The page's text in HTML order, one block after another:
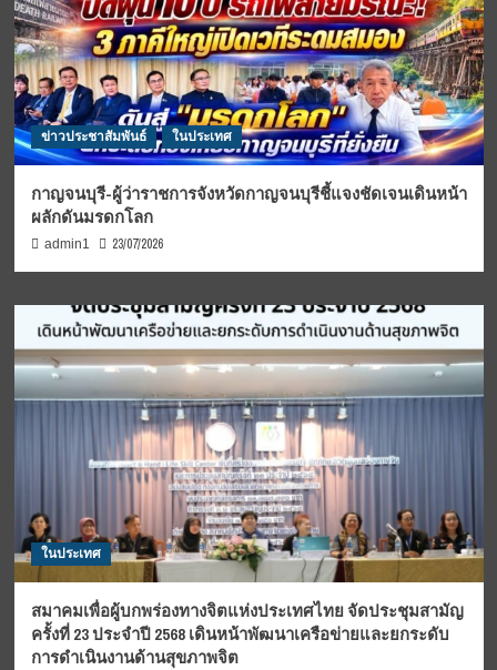
ข่าวประชาสัมพันธ์ ในประเทศ
กาญจนบุรี-ผู้ว่าราชการจังหวัดกาญจนบุรีชี้แจงชัดเจนเดินหน้า
ผลักดันมรดกโลก
admin1 23/07/2026
ในประเทศ
สมาคมเพื่อผู้บกพร่องทางจิตแห่งประเทศไทย จัดประชุมสามัญ
ครั้งที่ 23 ประจำปี 2568 เดินหน้าพัฒนาเครือข่ายและยกระดับ
การดำเนินงานด้านสุขภาพจิต